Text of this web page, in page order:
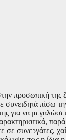
προσωπική της
συνειδητά πίσω
για να
σε συνεργάτες,